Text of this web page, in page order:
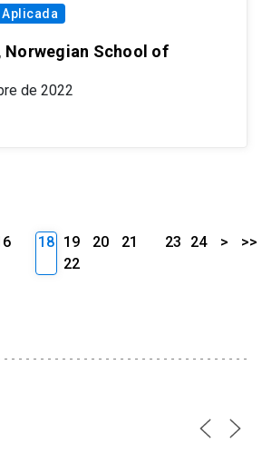
Norwegian School of
de 2022
18 19 20
21
22
23 24 > >>